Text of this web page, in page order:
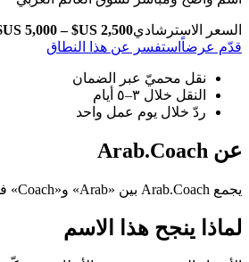
السعر الاسترشادي
قدّم عرضاً استفسر عن هذا النطاق
نقل محميّ عبر الضمان
النقل خلال ٣–٥ أيام
ردّ خلال يوم عمل واحد
عن Arab.Coach
يجمع Arab.Coach بين «Arab» و«Coach» في اسم واحد قصير يسهل نطقه وتذكّره، ويشير مباشرةً إلى ما تفعله علامتك.
لماذا ينجح هذا الاسم